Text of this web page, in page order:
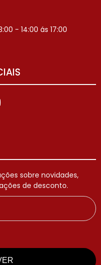
- 14:00 ás 17:00
sobre novidades,
de desconto.